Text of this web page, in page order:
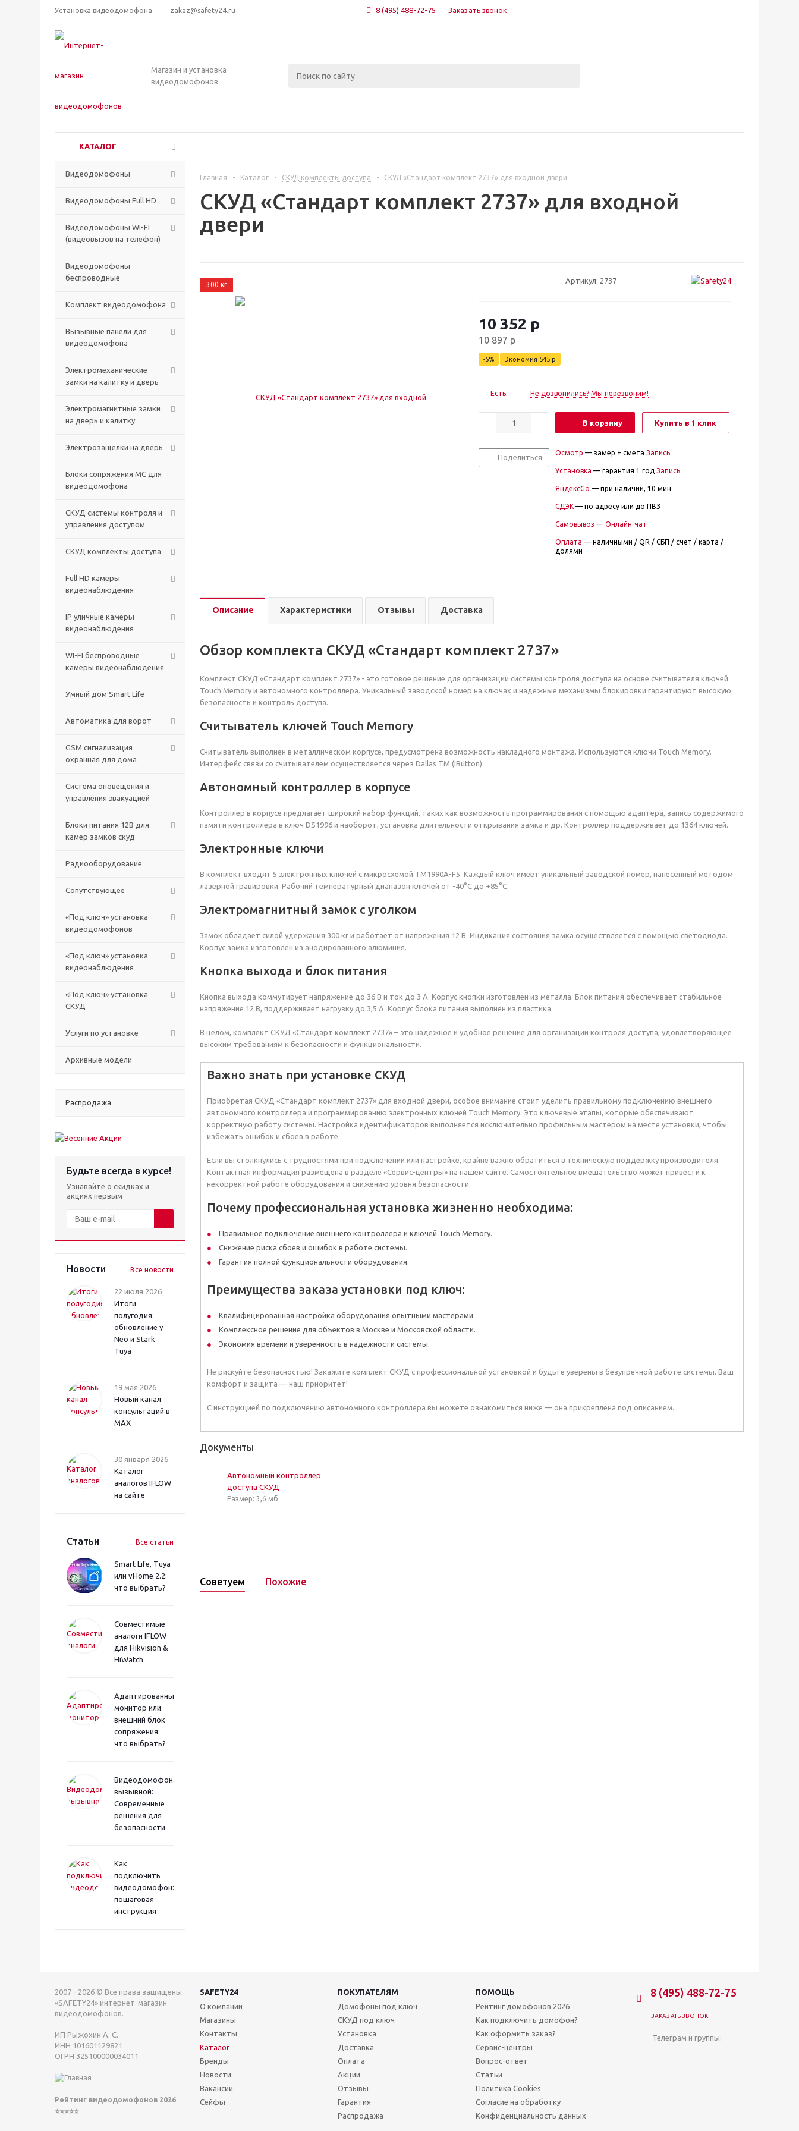
Установка видеодомофона zakaz@safety24.ru 8 (495) 488-72-75 Заказать звонок
Магазин и установка
видеодомофонов
КАТАЛОГ
Видеодомофоны
Видеодомофоны Full HD
Видеодомофоны WI-FI
(видеовызов на телефон)
Видеодомофоны
беспроводные
Комплект видеодомофона
Вызывные панели для
видеодомофона
Электромеханические
замки на калитку и дверь
Электромагнитные замки
на дверь и калитку
Электрозащелки на дверь
Блоки сопряжения МС для
видеодомофона
СКУД системы контроля и
управления доступом
СКУД комплекты доступа
Full HD камеры
видеонаблюдения
IP уличные камеры
видеонаблюдения
WI-FI беспроводные
камеры видеонаблюдения
Умный дом Smart Life
Автоматика для ворот
GSM сигнализация
охранная для дома
Cистема оповещения и
управления эвакуацией
Блоки питания 12В для
камер замков скуд
Радиооборудование
Сопутствующее
«Под ключ» установка
видеодомофонов
«Под ключ» установка
видеонаблюдения
«Под ключ» установка
СКУД
Услуги по установке
Архивные модели
Распродажа
Будьте всегда в курсе!
Узнавайте о скидках и
акциях первым
Новости Все новости
22 июля 2026
Итоги
полугодия:
обновление у
Neo и Stark
Tuya
19 мая 2026
Новый канал
консультаций в
MAX
30 января 2026
Каталог
аналогов IFLOW
на сайте
Статьи Все статьи
Smart Life, Tuya
или vHome 2.2:
что выбрать?
Совместимые
аналоги IFLOW
для Hikvision &
HiWatch
Адаптированный
монитор или
внешний блок
сопряжения:
что выбрать?
Видеодомофона
вызывной:
Современные
решения для
безопасности
Как
подключить
видеодомофон:
пошаговая
инструкция
Главная - Каталог - СКУД комплекты доступа - СКУД «Стандарт комплект 2737» для входной двери
СКУД «Стандарт комплект 2737» для входной
двери
300 кг Артикул: 2737
10 352 р
10 897р
-5% Экономия 545 р
Есть Не дозвонились? Мы перезвоним!
В корзину Купить в 1 клик
Поделиться
Осмотр — замер + смета Запись
Установка — гарантия 1 год Запись
ЯндексGo — при наличии, 10 мин
СДЭК — по адресу или до ПВЗ
Самовывоз — Онлайн-чат
Оплата — наличными / QR / СБП / счёт / карта /
долями
Описание Характеристики Отзывы Доставка
Обзор комплекта СКУД «Стандарт комплект 2737»
Комплект СКУД «Стандарт комплект 2737» - это готовое решение для организации системы контроля доступа на основе считывателя ключей
Touch Memory и автономного контроллера. Уникальный заводской номер на ключах и надежные механизмы блокировки гарантируют высокую
безопасность и контроль доступа.
Считыватель ключей Touch Memory
Считыватель выполнен в металлическом корпусе, предусмотрена возможность накладного монтажа. Используются ключи Touch Memory.
Интерфейс связи со считывателем осуществляется через Dallas TM (IButton).
Автономный контроллер в корпусе
Контроллер в корпусе предлагает широкий набор функций, таких как возможность программирования с помощью адаптера, запись содержимого
памяти контроллера в ключ DS1996 и наоборот, установка длительности открывания замка и др. Контроллер поддерживает до 1364 ключей.
Электронные ключи
В комплект входят 5 электронных ключей с микросхемой TM1990A-F5. Каждый ключ имеет уникальный заводской номер, нанесённый методом
лазерной гравировки. Рабочий температурный диапазон ключей от -40°C до +85°C.
Электромагнитный замок с уголком
Замок обладает силой удержания 300 кг и работает от напряжения 12 В. Индикация состояния замка осуществляется с помощью светодиода.
Корпус замка изготовлен из анодированного алюминия.
Кнопка выхода и блок питания
Кнопка выхода коммутирует напряжение до 36 В и ток до 3 А. Корпус кнопки изготовлен из металла. Блок питания обеспечивает стабильное
напряжение 12 В, поддерживает нагрузку до 3,5 А. Корпус блока питания выполнен из пластика.
В целом, комплект СКУД «Стандарт комплект 2737» – это надежное и удобное решение для организации контроля доступа, удовлетворяющее
высоким требованиям к безопасности и функциональности.
Важно знать при установке СКУД
Приобретая СКУД «Стандарт комплект 2737» для входной двери, особое внимание стоит уделить правильному подключению внешнего
автономного контроллера и программированию электронных ключей Touch Memory. Это ключевые этапы, которые обеспечивают
корректную работу системы. Настройка идентификаторов выполняется исключительно профильным мастером на месте установки, чтобы
избежать ошибок и сбоев в работе.
Если вы столкнулись с трудностями при подключении или настройке, крайне важно обратиться в техническую поддержку производителя.
Контактная информация размещена в разделе «Сервис-центры» на нашем сайте. Самостоятельное вмешательство может привести к
некорректной работе оборудования и снижению уровня безопасности.
Почему профессиональная установка жизненно необходима:
Правильное подключение внешнего контроллера и ключей Touch Memory.
Снижение риска сбоев и ошибок в работе системы.
Гарантия полной функциональности оборудования.
Преимущества заказа установки под ключ:
Квалифицированная настройка оборудования опытными мастерами.
Комплексное решение для объектов в Москве и Московской области.
Экономия времени и уверенность в надежности системы.
Не рискуйте безопасностью! Закажите комплект СКУД с профессиональной установкой и будьте уверены в безупречной работе системы. Ваш
комфорт и защита — наш приоритет!
С инструкцией по подключению автономного контроллера вы можете ознакомиться ниже — она прикреплена под описанием.
Документы
Автономный контроллер
доступа СКУД
Размер: 3,6 мб
Советуем Похожие
2007 - 2026 © Все права защищены.
«SAFETY24» интернет-магазин
видеодомофонов.
ИП Рыжохин А. С.
ИНН 101601129821
ОГРН 325100000034011
Рейтинг видеодомофонов 2026
⭐⭐⭐⭐⭐
SAFETY24 ПОКУПАТЕЛЯМ
ПОМОЩЬ
О компании
Магазины
Контакты
Каталог
Бренды
Новости
Вакансии
Сейфы
Домофоны под ключ
СКУД под ключ
Установка
Доставка
Оплата
Акции
Отзывы
Гарантия
Распродажа
Рейтинг домофонов 2026
Как подключить домофон?
Как оформить заказ?
Сервис-центры
Вопрос-ответ
Статьи
Политика Cookies
Согласие на обработку
Конфиденциальность данных
8 (495) 488-72-75
ЗАКАЗАТЬ ЗВОНОК
Телеграм и группы: